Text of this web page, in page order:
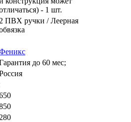
- 1 шт.
2 ПВХ ручки / Леерная
до 60 мес;
280